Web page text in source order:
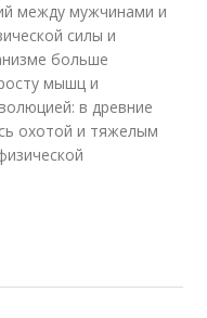
между мужчинами и
силы и
больше
мышц и
в древние
охотой и тяжелым